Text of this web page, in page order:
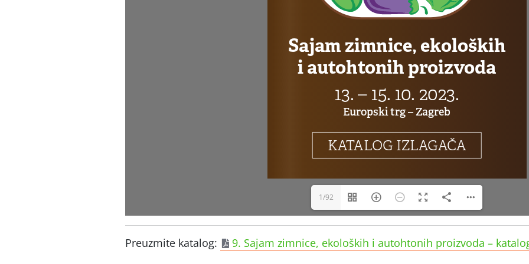
1/92
Preuzmite katalog: 9. Sajam zimnice, ekoloških i autohtonih proizvoda –